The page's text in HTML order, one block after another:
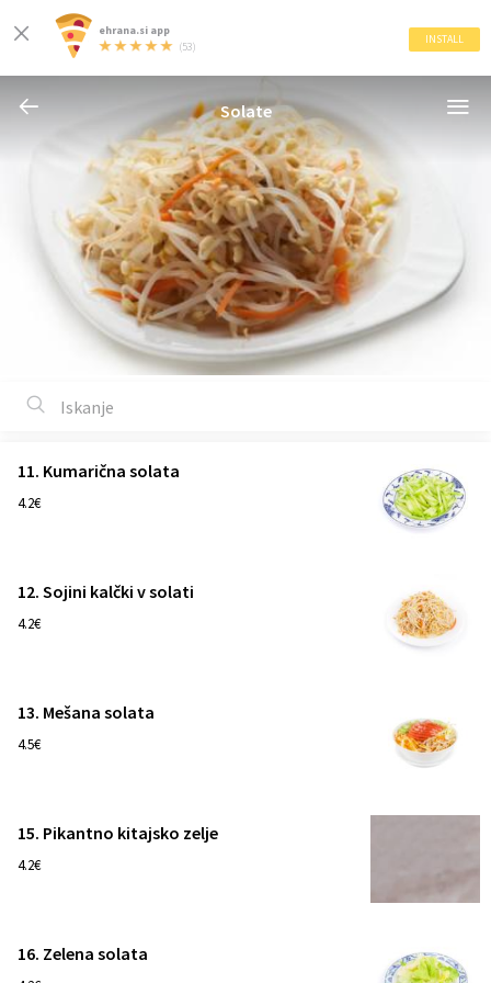
ehrana.si app
(53)
INSTALL
Solate
11. Kumarična solata
4.2€
12. Sojini kalčki v solati
4.2€
13. Mešana solata
4.5€
15. Pikantno kitajsko zelje
4.2€
16. Zelena solata